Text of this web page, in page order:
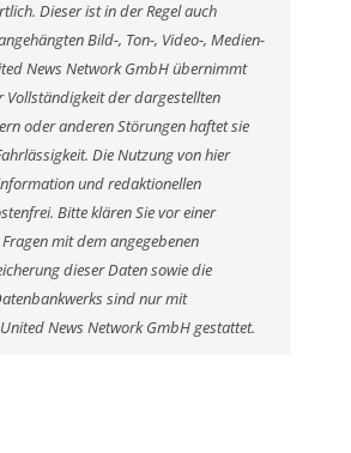
Dieser ist in der Regel auch
Bild-, Ton-, Video-, Medien-
News Network GmbH übernimmt
Vollständigkeit der dargestellten
oder anderen Störungen haftet sie
Die Nutzung von hier
und redaktionellen
Bitte klären Sie vor einer
mit dem angegebenen
dieser Daten sowie die
sind nur mit
News Network GmbH gestattet.